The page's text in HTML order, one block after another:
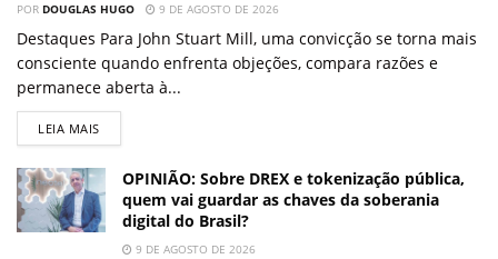
POR DOUGLAS HUGO 9 DE AGOSTO DE 2026
Destaques Para John Stuart Mill, uma convicção se torna mais
consciente quando enfrenta objeções, compara razões e
permanece aberta à...
LEIA MAIS
OPINIÃO: Sobre DREX e tokenização pública,
quem vai guardar as chaves da soberania
digital do Brasil?
9 DE AGOSTO DE 2026